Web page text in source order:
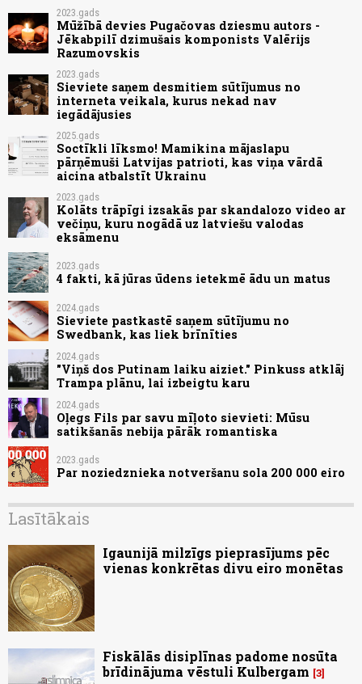
2023.gads
Mūžībā devies Pugačovas dziesmu autors -
Jēkabpilī dzimušais komponists Valērijs
Razumovskis
2023.gads
Sieviete saņem desmitiem sūtījumus no
interneta veikala, kurus nekad nav
iegādājusies
2025.gads
Soctīkli līksmo! Mamikina mājaslapu
pārņēmuši Latvijas patrioti, kas viņa vārdā
aicina atbalstīt Ukrainu
2023.gads
Kolāts trāpīgi izsakās par skandalozo video ar
večiņu, kuru nogādā uz latviešu valodas
eksāmenu
2023.gads
4 fakti, kā jūras ūdens ietekmē ādu un matus
2024.gads
Sieviete pastkastē saņem sūtījumu no
Swedbank, kas liek brīnīties
2024.gads
"Viņš dos Putinam laiku aiziet." Pinkuss atklāj
Trampa plānu, lai izbeigtu karu
2024.gads
Oļegs Fils par savu mīļoto sievieti: Mūsu
satikšanās nebija pārāk romantiska
2023.gads
Par noziedznieka notveršanu sola 200 000 eiro
Lasītākais
Igaunijā milzīgs pieprasījums pēc
vienas konkrētas divu eiro monētas
Fiskālās disiplīnas padome nosūta
brīdinājuma vēstuli Kulbergam 3